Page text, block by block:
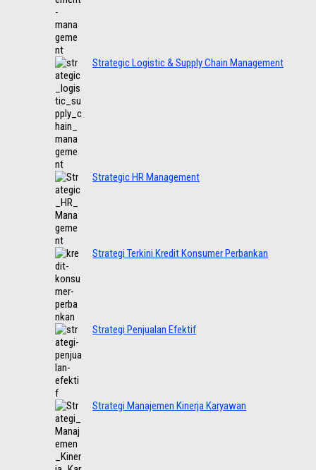
Strategic Logistic & Supply Chain Management
Strategic HR Management
Strategi Terkini Kredit Konsumer Perbankan
Strategi Penjualan Efektif
Strategi Manajemen Kinerja Karyawan